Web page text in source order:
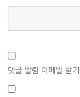
댓글 알림 이메일 받기